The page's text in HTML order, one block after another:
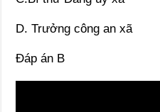
D. Trưởng công an xã
Đáp án B